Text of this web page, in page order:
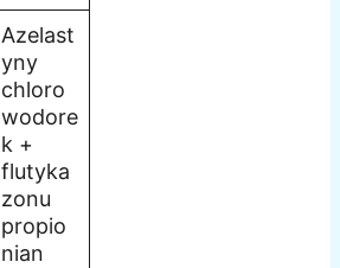
Azelast
yny
chloro
wodore
k +
flutyka
zonu
propio
nian